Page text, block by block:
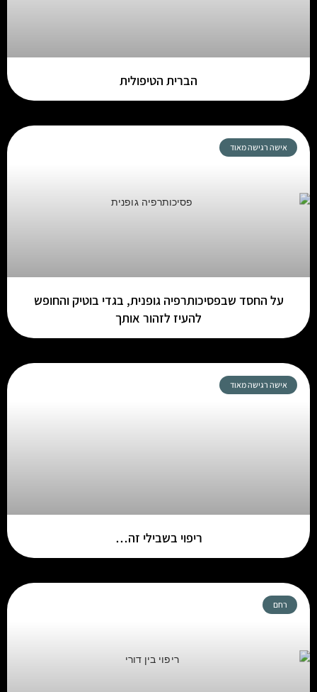
הברית הטיפולית
אישה רגישה מאוד
על החסד שבפסיכותרפיה גופנית, בגדי בוטיק והחופש
להעיז לזהור אותך
אישה רגישה מאוד
ריפוי בשבילי זה…
רחם